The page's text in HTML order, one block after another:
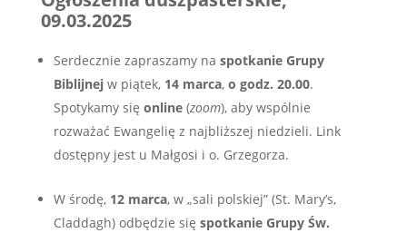
09.03.2025
Serdecznie zapraszamy na spotkanie Grupy
Biblijnejw piątek,14 marca,o godz. 20.00.
Spotykamy się online(zoom), aby wspólnie
rozważać Ewangelię z najbliższej niedzieli. Link
dostępny jest u Małgosi i o. Grzegorza.
W środę, 12 marca, w „sali polskiej” (St. Mary’s,
Claddagh) odbędzie się spotkanie Grupy Św.